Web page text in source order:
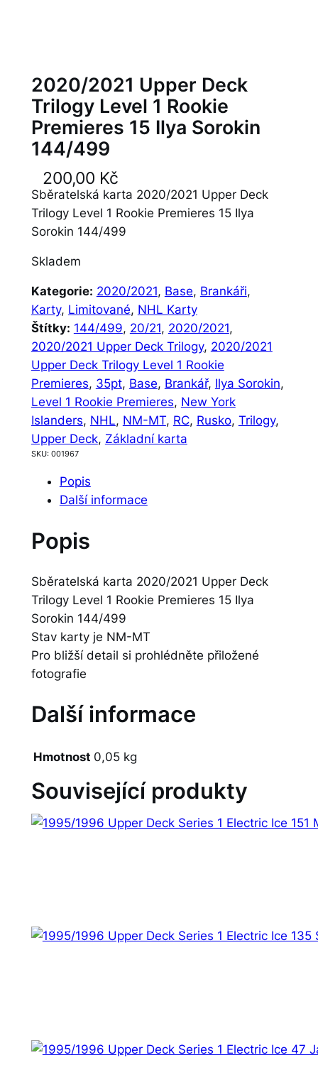
2020/2021 Upper Deck
Trilogy Level 1 Rookie
Premieres 15 Ilya Sorokin
144/499
200,00 Kč
Sběratelská karta 2020/2021 Upper Deck
Trilogy Level 1 Rookie Premieres 15 Ilya
Sorokin 144/499
Skladem
Kategorie: 2020/2021, Base, Brankáři
Karty, Limitované, NHL Karty
Štítky: 144/499, 20/21, 2020/2021
2020/2021 Upper Deck Trilogy, 2020/2021
Upper Deck Trilogy Level 1 Rookie
Premieres, 35pt, Base, Brankář, Ilya Sorokin
Level 1 Rookie Premieres, New York
Islanders, NHL, NM-MT, RC, Rusko, Trilogy
Upper Deck, Základní karta
SKU: 001967
Popis
Další informace
Popis
Sběratelská karta 2020/2021 Upper Deck
Trilogy Level 1 Rookie Premieres 15 Ilya
Sorokin 144/499
Stav karty je NM-MT
Pro bližší detail si prohlédněte přiložené
fotografie
Další informace
Hmotnost 0,05 kg
Související produkty